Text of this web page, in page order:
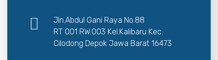
Jln.Abdul Gani Raya No.88
RT 001 RW.003 Kel.Kalibaru Kec.
Cilodong Depok Jawa Barat 16473